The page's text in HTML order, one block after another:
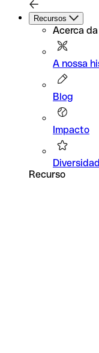
Recursos
Acerca
A nossa
Blog
Impacto
Recurso